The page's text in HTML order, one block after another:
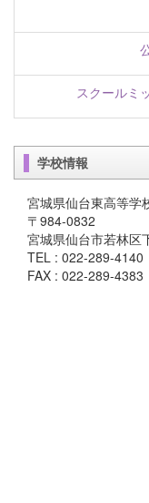
スクールミ
学校情報
宮城県仙台東高等学
〒984-0832
宮城県仙台市若林区
TEL : 022-289-4140
FAX : 022-289-4383